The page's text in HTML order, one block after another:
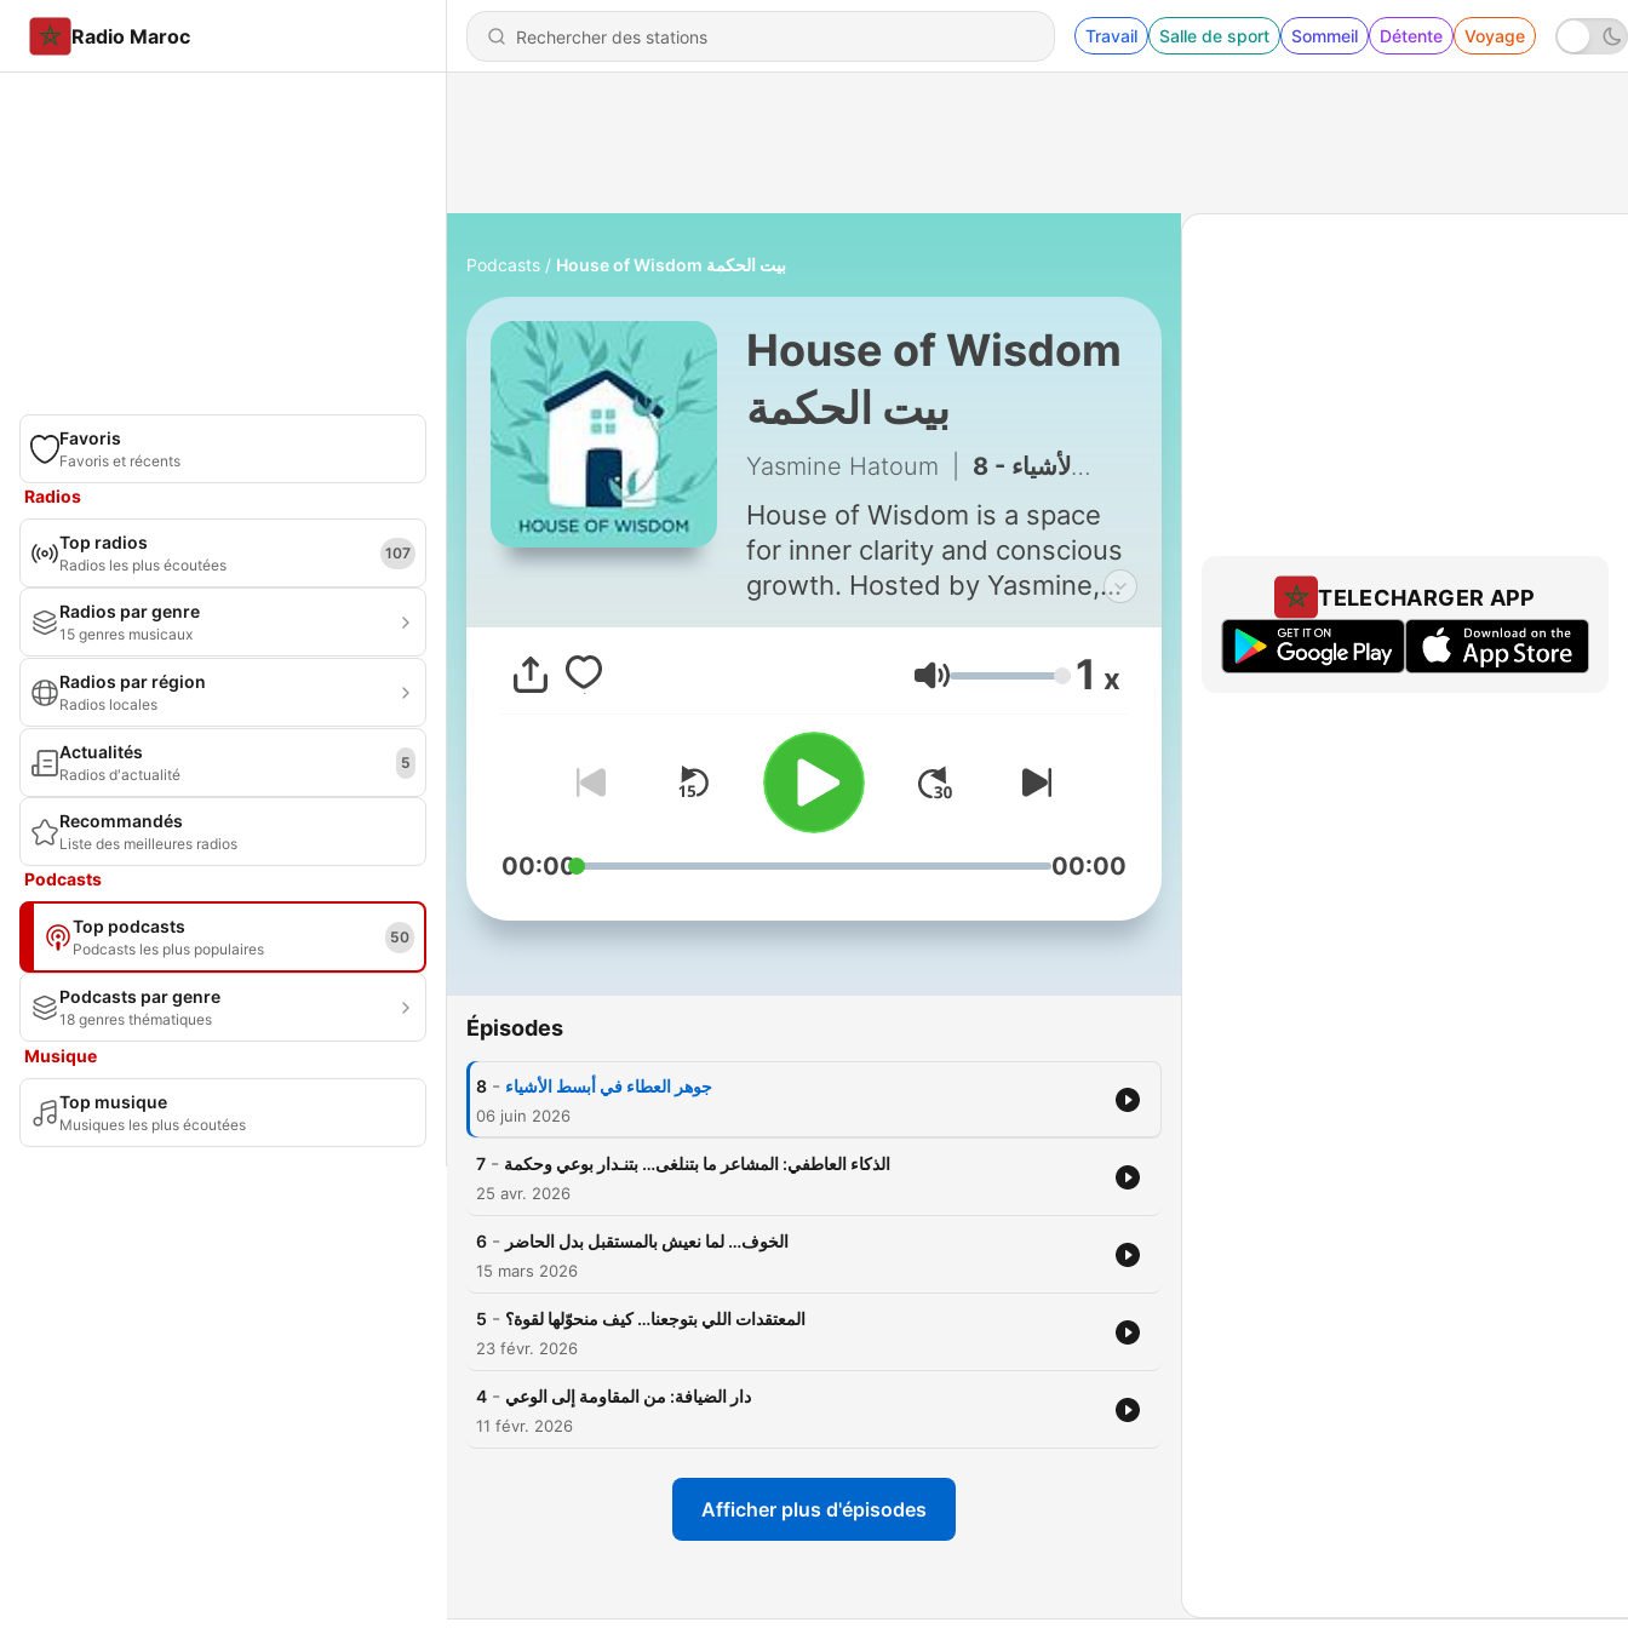
Radio Maroc Travail Salle de sport Sommeil Détente Voyage
Favoris
Favoris et récents
Radios
Top radios
Radios les plus écoutées
107
Radios par genre
15 genres musicaux
Radios par région
Radios locales
Actualités
Radios d'actualité
5
Recommandés
Liste des meilleures radios
Podcasts
Top podcasts
Podcasts les plus populaires
50
Podcasts par genre
18 genres thématiques
Musique
Top musique
Musiques les plus écoutées
Podcasts House of Wisdom بيت الحكمة
House of Wisdom
بيت الحكمة
Yasmine Hatoum 8 - جوهر العطاء في أبسط الأشياء
House of Wisdom is a space
for inner clarity and conscious
growth. Hosted by Yasmine,
ICF PCC coach and Positive
Coaching Practitioner, the
podcast blends coaching,
positive psychology, and
reflective wisdom to support
mental well-being and inner
alignment.
Volume 1 x
00:00 00:00
Épisodes
8 - جوهر العطاء في أبسط الأشياء
06 juin 2026
7 - الذكاء العاطفي: المشاعر ما بتنلغى… بتنـدار بوعي وحكمة
25 avr. 2026
6 - الخوف… لما نعيش بالمستقبل بدل الحاضر
15 mars 2026
5 - المعتقدات اللي بتوجعنا… كيف منحوّلها لقوة؟
23 févr. 2026
4 - دار الضيافة: من المقاومة إلى الوعي
11 févr. 2026
Afficher plus d'épisodes
TELECHARGER APP